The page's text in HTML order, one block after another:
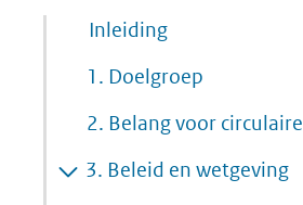
Inleiding
1. Doelgroep
2. Belang voor
3. Beleid en wetgeving